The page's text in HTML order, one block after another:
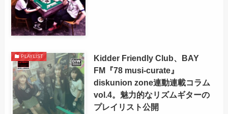
PLAYLIST
Kidder Friendly Club、BAY
FM『78 musi-curate』
diskunion zone連動連載コラム
vol.4。魅力的なリズムギターの
プレイリスト公開